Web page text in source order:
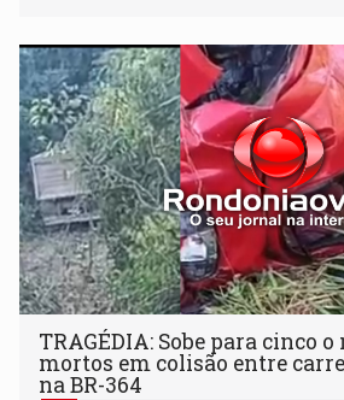
TRAGÉDIA: Sobe para cinco
mortos em colisão entre
na BR-364